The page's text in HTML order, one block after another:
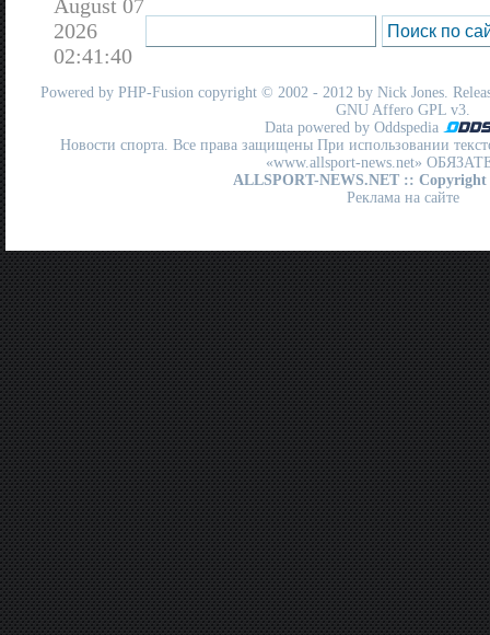
August 07
2026
02:41:40
Powered by PHP-Fusion copyright © 2002 - 2012 by Nick Jones.
GNU Affero GPL v3.
Data powered by Oddspedia
Новости спорта. Все права защищены При использовании
«www.allsport-news.net»
ALLSPORT-NEWS.NET :: Copyright
Реклама на сайте